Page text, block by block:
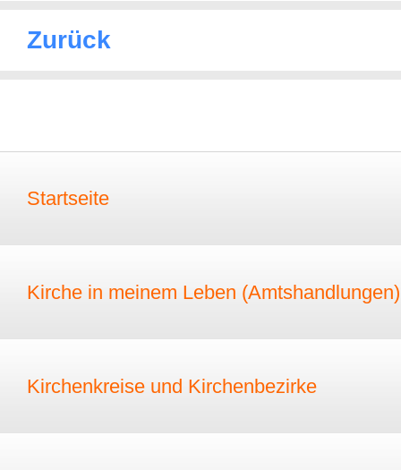
Zurück
Startseite
Kirche in meinem Leben (Amtshandlungen)
Kirchenkreise und Kirchenbezirke